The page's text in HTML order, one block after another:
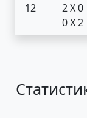
12
2 X 0
0 X 2